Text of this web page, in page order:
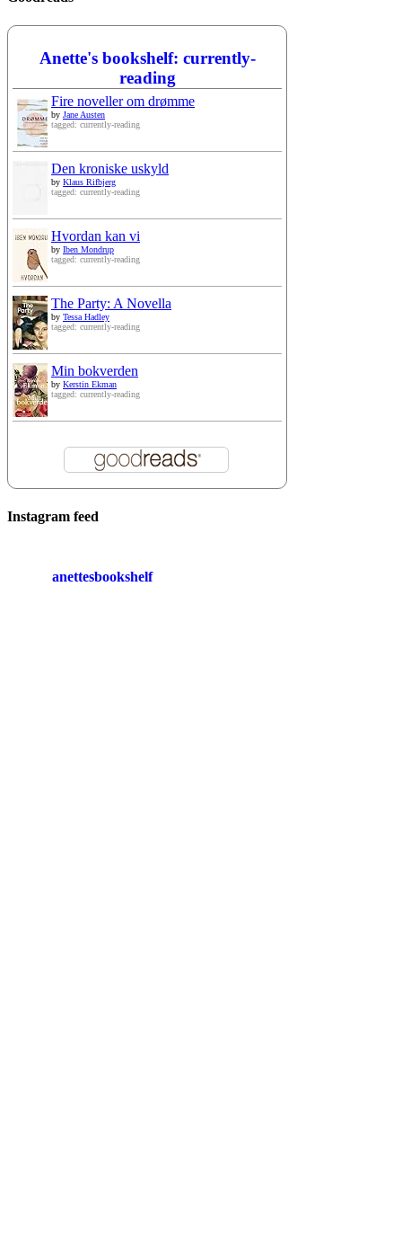
Anette's bookshelf: currently-
reading
Fire noveller om drømme
by Jane Austen
tagged: currently-reading
Den kroniske uskyld
by Klaus Rifbjerg
tagged: currently-reading
Hvordan kan vi
by Iben Mondrup
tagged: currently-reading
The Party: A Novella
by Tessa Hadley
tagged: currently-reading
Min bokverden
by Kerstin Ekman
tagged: currently-reading
Instagram feed
anettesbookshelf